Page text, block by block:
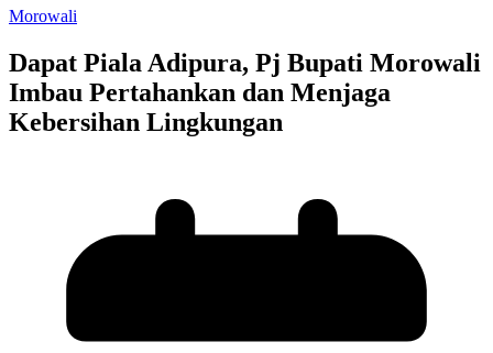
Morowali
Dapat Piala Adipura, Pj Bupati Morowali
Imbau Pertahankan dan Menjaga
Kebersihan Lingkungan